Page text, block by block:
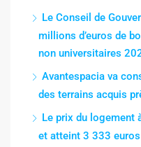
Le Conseil de
millions d’euros de
non universitaires
Avantespacia va
des terrains acquis
Le prix du logement
et atteint 3 333